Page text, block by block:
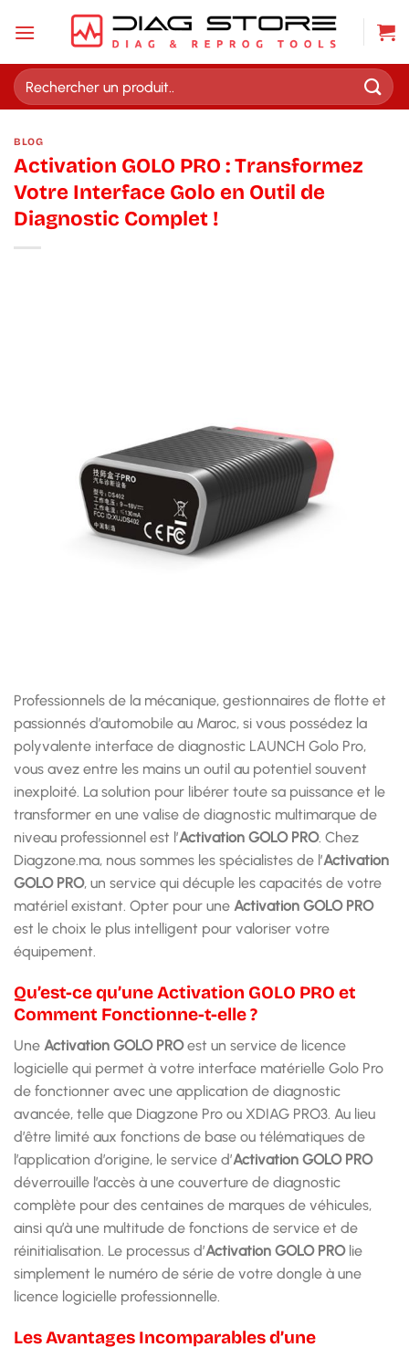
Recherche
pour :
BLOG
Activation GOLO PRO : Transformez
Votre Interface Golo en Outil de
Diagnostic Complet !
Professionnels de la mécanique, gestionnaires de flotte et
passionnés d’automobile au Maroc, si vous possédez la
polyvalente interface de diagnostic LAUNCH Golo Pro,
vous avez entre les mains un outil au potentiel souvent
inexploité. La solution pour libérer toute sa puissance et le
transformer en une valise de diagnostic multimarque de
niveau professionnel est l’Activation GOLO PRO. Chez
Diagzone.ma, nous sommes les spécialistes de l’Activation
GOLO PRO, un service qui décuple les capacités de votre
matériel existant. Opter pour une Activation GOLO PRO
est le choix le plus intelligent pour valoriser votre
équipement.
Qu’est-ce qu’une Activation GOLO PRO et
Comment Fonctionne-t-elle ?
Une Activation GOLO PROest un service de licence
logicielle qui permet à votre interface matérielle Golo Pro
de fonctionner avec une application de diagnostic
avancée, telle que Diagzone Pro ou XDIAG PRO3. Au lieu
d’être limité aux fonctions de base ou télématiques de
l’application d’origine, le service d’Activation GOLO PRO
déverrouille l’accès à une couverture de diagnostic
complète pour des centaines de marques de véhicules,
ainsi qu’à une multitude de fonctions de service et de
réinitialisation. Le processus d’Activation GOLO PROlie
simplement le numéro de série de votre dongle à une
licence logicielle professionnelle.
Les Avantages Incomparables d’une